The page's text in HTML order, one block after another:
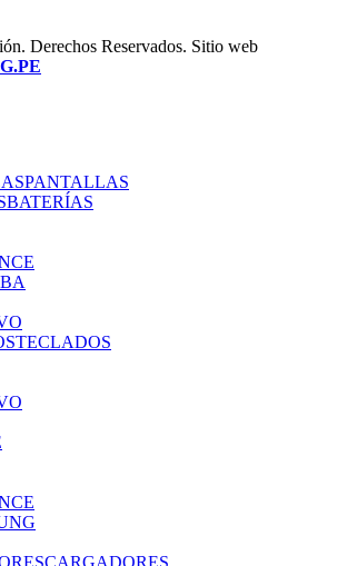
Derechos Reservados. Sitio web
PANTALLAS
BATERÍAS
TECLADOS